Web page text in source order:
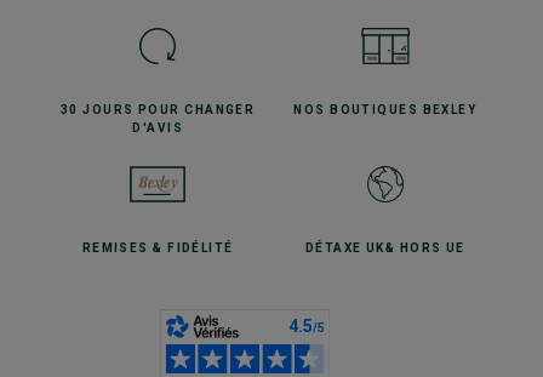
30 JOURS POURCHANGER
D'AVIS
NOS BOUTIQUES BEXLEY
REMISES& FIDÉLITÉ DÉTAXE UK& HORS UE